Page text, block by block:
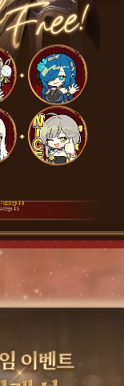
로 드립니다!
있습니다.